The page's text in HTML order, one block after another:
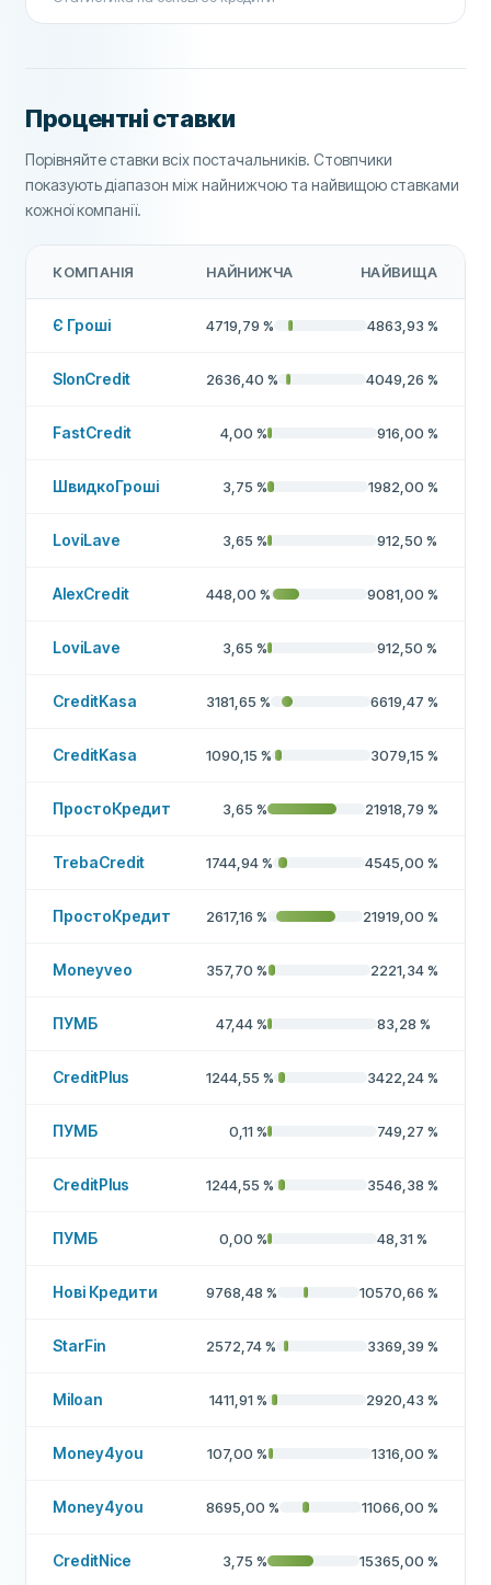
КОМПАНІЯ НАЙНИЖЧА НАЙВИЩА
Є Гроші 4719,79 % 4863,93 %
SlonCredit 2636,40 % 4049,26 %
FastCredit 4,00 % 916,00 %
ШвидкоГроші 3,75 % 1982,00 %
LoviLave 3,65 % 912,50 %
AlexCredit 448,00 % 9081,00 %
LoviLave 3,65 % 912,50 %
CreditKasa 3181,65 % 6619,47 %
CreditKasa 1090,15 % 3079,15 %
ПростоКредит 3,65 % 21918,79 %
TrebaCredit 1744,94% 4545,00 %
ПростоКредит 2617,16 % 21919,00 %
Moneyveo 357,70 % 2221,34%
ПУМБ 47,44% 83,28 %
CreditPlus 1244,55 % 3422,24%
ПУМБ 0,11 % 749,27 %
CreditPlus 1244,55 % 3546,38 %
ПУМБ 0,00 % 48,31 %
Нові Кредити 9768,48 % 10570,66 %
StarFin 2572,74% 3369,39 %
Miloan 1411,91 % 2920,43 %
Money4you 107,00 % 1316,00 %
Money4you 8695,00 % 11066,00 %
CreditNice 3,75 % 15365,00 %
Процентні ставки
Порівняйте ставки всіх постачальників. Стовпчики
показують діапазон між найнижчою та найвищою ставками
кожної компанії.